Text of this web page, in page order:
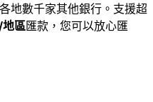
地數千家其他銀行。支援超
區匯款，您可以放心匯